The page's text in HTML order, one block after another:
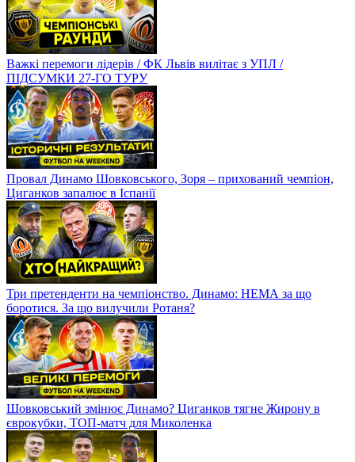
Важкі перемоги лідерів / ФК Львів вилітає з УПЛ /
ПІДСУМКИ 27-ГО ТУРУ
Провал Динамо Шовковського, Зоря – прихований чемпіон,
Циганков запалює в Іспанії
Три претенденти на чемпіонство. Динамо: НЕМА за що
боротися. За що вилучили Ротаня?
Шовковський змінює Динамо? Циганков тягне Жирону в
єврокубки, ТОП-матч для Миколенка